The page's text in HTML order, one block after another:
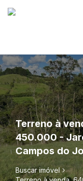
Terreno à
450.000 -
Campos do
Buscar imóvel